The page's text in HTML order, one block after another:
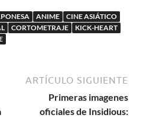
ANIME
CINE ASIÁTICO
CORTOMETRAJE
KICK-HEART
ARTÍCULO SIGUIENTE
Primeras imagenes
oficiales de Insidious: